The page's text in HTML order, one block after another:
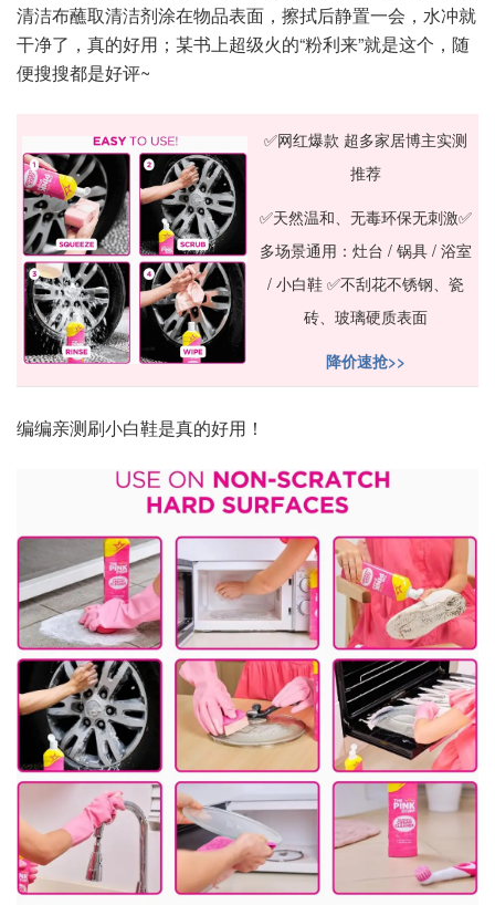
清洁布蘸取清洁剂涂在物品表面，擦拭后静置一会，水冲就
干净了，真的好用；某书上超级火的“粉利来”就是这个，随
便搜搜都是好评~
✅网红爆款 超多家居博主实测
推荐
✅天然温和、无毒环保无刺激✅
多场景通用：灶台 / 锅具 / 浴室
/ 小白鞋 ✅不刮花不锈钢、瓷
砖、玻璃硬质表面
降价速抢>>
编编亲测刷小白鞋是真的好用！